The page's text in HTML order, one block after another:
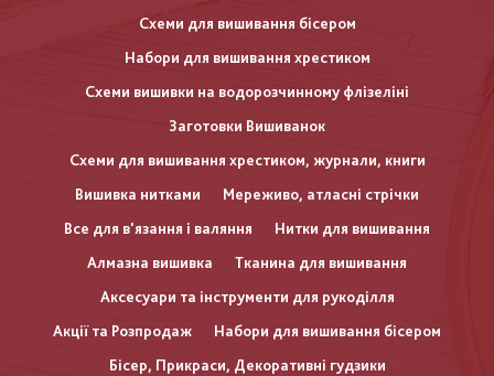
Схеми для вишивання бісером
Набори для вишивання хрестиком
Схеми вишивки на водорозчинному флізеліні
Заготовки Вишиванок
Схеми для вишивання хрестиком, журнали, книги
Вишивка нитками
Мереживо, атласні стрічки
Все для в'язання і валяння
Нитки для вишивання
Алмазна вишивка
Тканина для вишивання
Аксесуари та інструменти для рукоділля
Акції та Розпродаж
Набори для вишивання бісером
Бісер, Прикраси, Декоративні гудзики